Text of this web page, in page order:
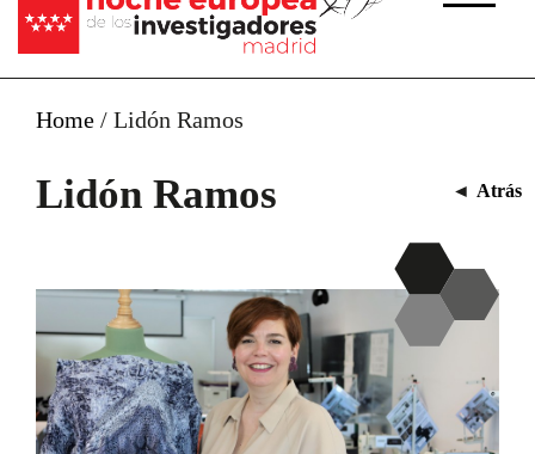
Home / Lidón Ramos
Lidón Ramos ◄ Atrás